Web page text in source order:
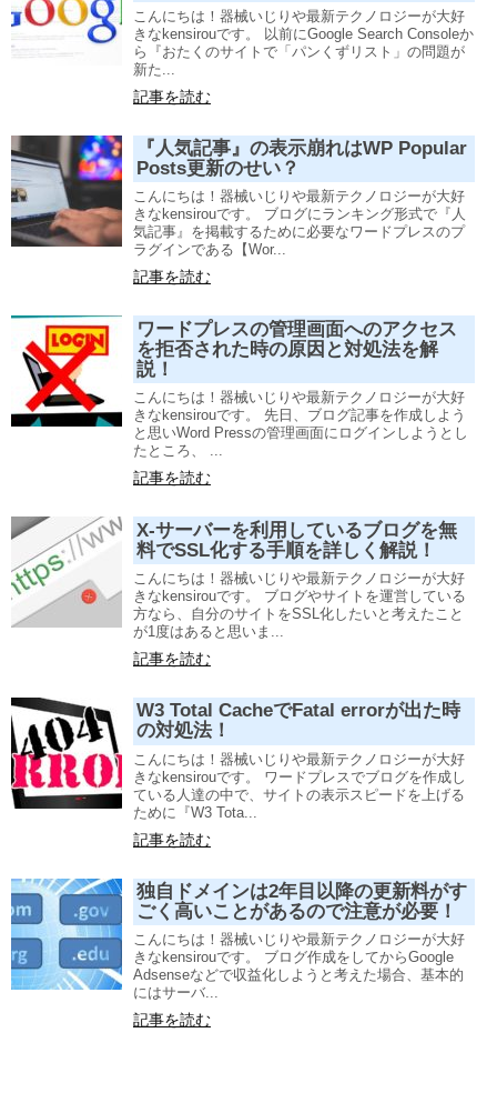
こんにちは！器械いじりや最新テクノロジーが大好
きなkensirouです。 以前にGoogle Search Consoleか
ら『おたくのサイトで「パンくずリスト」の問題が
新た...
記事を読む
『人気記事』の表示崩れはWP Popular
Posts更新のせい？
こんにちは！器械いじりや最新テクノロジーが大好
きなkensirouです。 ブログにランキング形式で『人
気記事』を掲載するために必要なワードプレスのプ
ラグインである【Wor...
記事を読む
ワードプレスの管理画面へのアクセス
を拒否された時の原因と対処法を解
説！
こんにちは！器械いじりや最新テクノロジーが大好
きなkensirouです。 先日、ブログ記事を作成しよう
と思いWord Pressの管理画面にログインしようとし
たところ、 ...
記事を読む
X-サーバーを利用しているブログを無
料でSSL化する手順を詳しく解説！
こんにちは！器械いじりや最新テクノロジーが大好
きなkensirouです。 ブログやサイトを運営している
方なら、自分のサイトをSSL化したいと考えたこと
が1度はあると思いま...
記事を読む
W3 Total CacheでFatal errorが出た時
の対処法！
こんにちは！器械いじりや最新テクノロジーが大好
きなkensirouです。 ワードプレスでブログを作成し
ている人達の中で、サイトの表示スピードを上げる
ために『W3 Tota...
記事を読む
独自ドメインは2年目以降の更新料がす
ごく高いことがあるので注意が必要！
こんにちは！器械いじりや最新テクノロジーが大好
きなkensirouです。 ブログ作成をしてからGoogle
Adsenseなどで収益化しようと考えた場合、基本的
にはサーバ...
記事を読む